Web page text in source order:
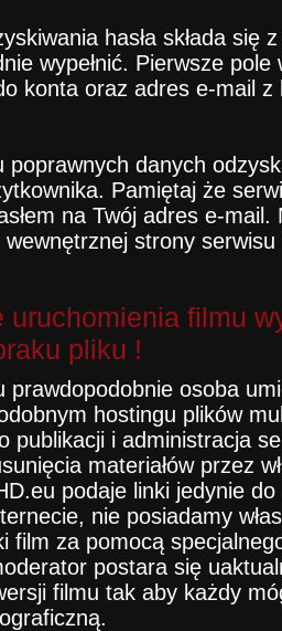
hasła składa się
wypełnić. Pierwsze
konta oraz adres e-mail z
poprawnych danych
Pamiętaj że
na Twój adres e-mail.
strony
uruchomienia filmu
pliku !
prawdopodobnie osoba
hostingu plików
publikacji i administracja
materiałów przez
podaje linki jedynie
nie posiadamy
film za pomocą
postara się
filmu tak aby każdy